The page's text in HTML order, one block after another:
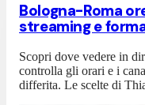
Bologna-Roma
streaming e
Scopri dove vedere in
controlla gli orari e i
differita. Le scelte di